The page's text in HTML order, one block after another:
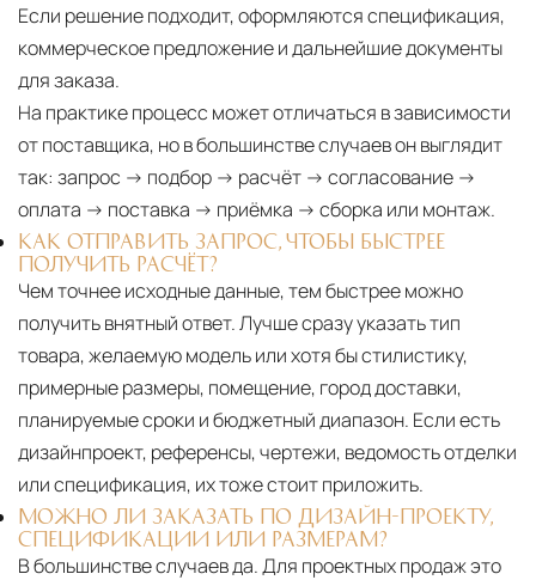
Если решение подходит, оформляются спецификация,
коммерческое предложение и дальнейшие документы
для заказа.
На практике процесс может отличаться в зависимости
от поставщика, но в большинстве случаев он выглядит
так: запрос → подбор → расчёт → согласование →
оплата → поставка → приёмка → сборка или монтаж.
КАК ОТПРАВИТЬ ЗАПРОС, ЧТОБЫ БЫСТРЕЕ
ПОЛУЧИТЬ РАСЧЁТ?
Чем точнее исходные данные, тем быстрее можно
получить внятный ответ. Лучше сразу указать тип
товара, желаемую модель или хотя бы стилистику,
примерные размеры, помещение, город доставки,
планируемые сроки и бюджетный диапазон. Если есть
дизайнпроект, референсы, чертежи, ведомость отделки
или спецификация, их тоже стоит приложить.
МОЖНО ЛИ ЗАКАЗАТЬ ПО ДИЗАЙН-ПРОЕКТУ,
СПЕЦИФИКАЦИИ ИЛИ РАЗМЕРАМ?
В большинстве случаев да. Для проектных продаж это